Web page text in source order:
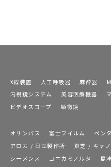
X線装置 人工呼吸器 麻酔器
内視鏡システム
美容医療機器
ビデオスコープ
顕微鏡
オリンパス 富士フイルム ペン
アロカ / 日立製作所
東芝 / キャ
シーメンス
コニカミノルタ 島